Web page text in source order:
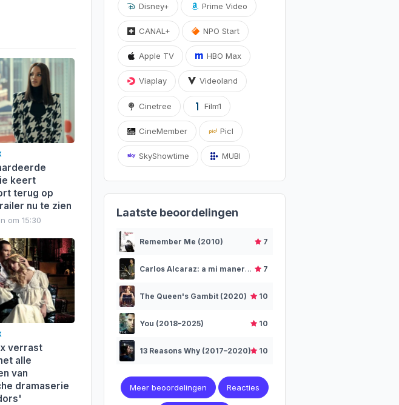
keert
terug op
nu te zien
om 15:30
verrast
alle
van
dramaserie
Disney+ Prime Video
CANAL+ NPO Start
Apple TV HBO Max
Viaplay Videoland
Cinetree Film1
CineMember Picl
SkyShowtime MUBI
Laatste beoordelingen
Remember Me (2010) 7
Carlos Alcaraz: a mi manera (2025) 7
The Queen's Gambit (2020) 10
You (2018–2025) 10
13 Reasons Why (2017–2020) 10
Meer beoordelingen Reacties